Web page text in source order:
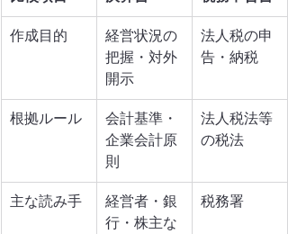
作成目的
経営状況の
把握・対外
開示
法人税の申
告・納税
根拠ルール
会計基準・
企業会計原
則
法人税法等
の税法
主な読み手
経営者・銀
行・株主な
税務署